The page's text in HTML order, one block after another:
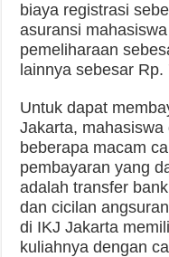
biaya registrasi
asuransi
pemeliharaan
lainnya sebesar Rp.
Untuk dapat
Jakarta,
beberapa macam
pembayaran yang
adalah transfer
dan cicilan
di IKJ Jakarta
kuliahnya dengan